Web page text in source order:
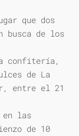
que dos
busca de los
confitería,
de La
entre el 21
en las
de 10